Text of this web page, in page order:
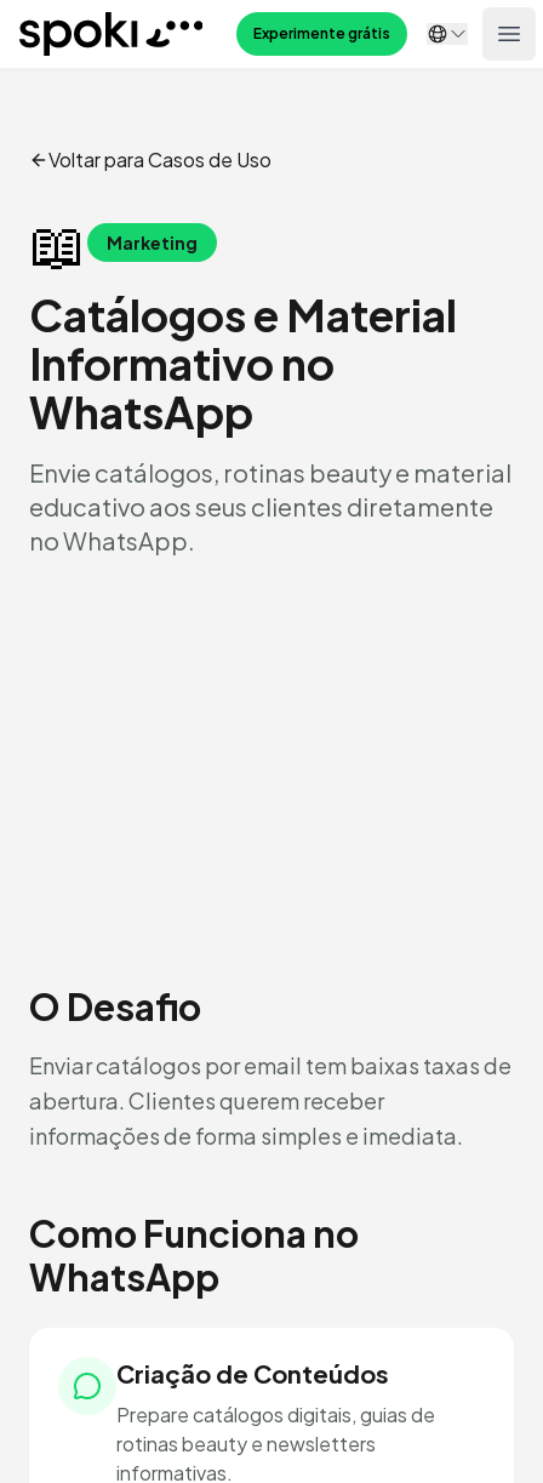
Spoki Experimente grátis
Voltar para Casos de Uso
📖 Marketing
Catálogos e Material
Informativo no
WhatsApp
Envie catálogos, rotinas beauty e material
educativo aos seus clientes diretamente
no WhatsApp.
O Desafio
Enviar catálogos por email tem baixas taxas de
abertura. Clientes querem receber
informações de forma simples e imediata.
Como Funciona no
WhatsApp
Criação de Conteúdos
Prepare catálogos digitais, guias de
rotinas beauty e newsletters
informativas.